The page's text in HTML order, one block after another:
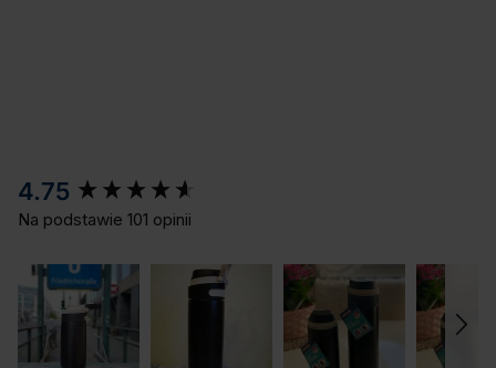
4.75
Na podstawie 101 opinii
New content loaded